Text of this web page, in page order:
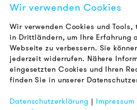
Karriere
Newsletter
RECHTLICHES
AGB
Datenschutz
FAQ
Wir verwenden Cookies
Wir verwenden Cookies und
in Drittländern, um Ihre Erfahrung
Webseite zu verbessern. Sie
jederzeit widerrufen. Nähere
eingesetzten Cookies und Ihren
finden Sie in unserer
Datenschutzerklärung | Impressum